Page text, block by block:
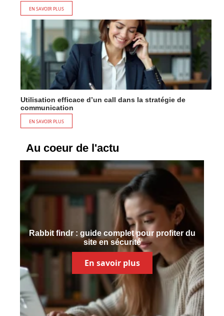
EN SAVOIR PLUS
Utilisation efficace d’un call dans la stratégie de
communication
EN SAVOIR PLUS
Au coeur de l'actu
Rabbit findr : guide complet pour profiter du
site en sécurité
En savoir plus